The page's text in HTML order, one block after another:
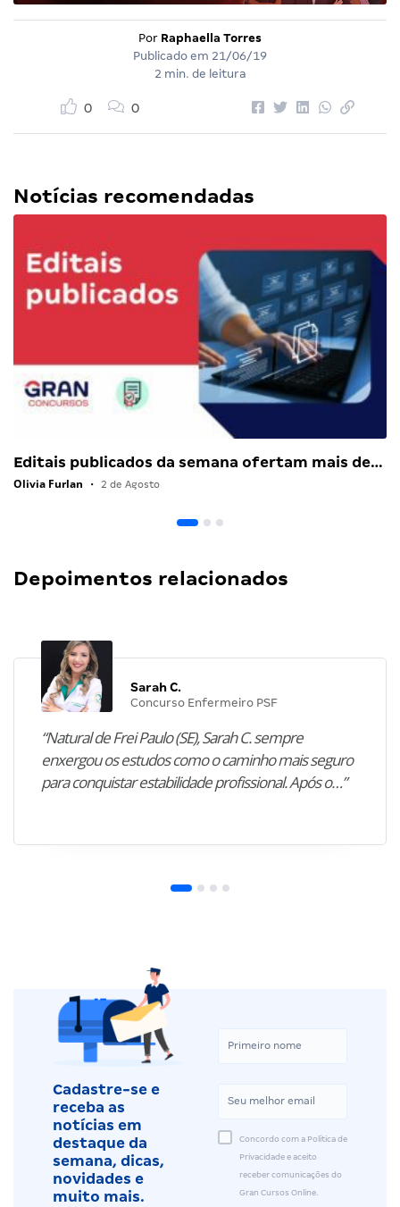
Por Raphaella Torres
Publicado em 21/06/19
2 min. de leitura
0 0
Notícias recomendadas
Editais publicados da semana ofertam mais de…
Olivia Furlan • 2 de Agosto
Depoimentos relacionados
Sarah C.
Concurso Enfermeiro PSF
“Natural de Frei Paulo (SE), Sarah C. sempre
enxergou os estudos como o caminho mais seguro
para conquistar estabilidade profissional. Após o…”
Cadastre-se e
receba as
notícias em
destaque da
semana, dicas,
novidades e
muito mais.
Concordo com a Política de
Privacidade e aceito
receber comunicações do
Gran Cursos Online.